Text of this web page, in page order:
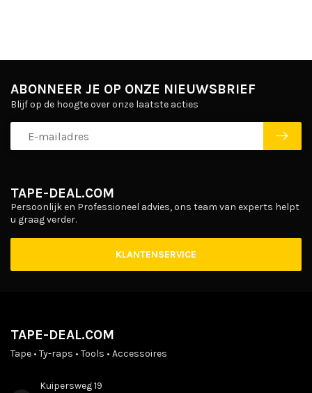
TAPE-DEAL.COM
Persoonlijk en Professioneel advies, ons team van experts helpt
u graag verder.
KLANTENSERVICE
ABONNEER JE OP ONZE NIEUWSBRIEF
Blijf op de hoogte over onze laatste acties
TAPE-DEAL.COM
Tape • Ty-raps • Tools • Accessoires
Kuipersweg 19